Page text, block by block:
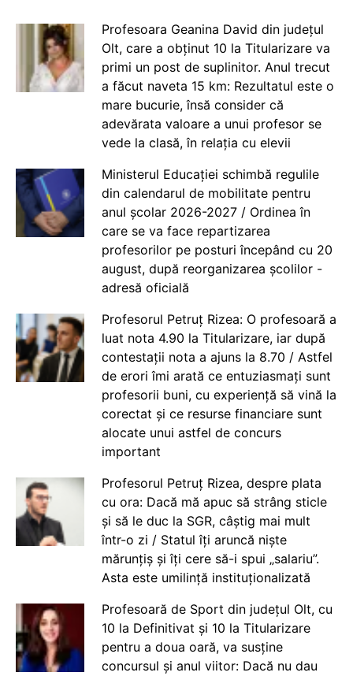
Profesoara Geanina David din județul
Olt, care a obținut 10 la Titularizare va
primi un post de suplinitor. Anul trecut
a făcut naveta 15 km: Rezultatul este o
mare bucurie, însă consider că
adevărata valoare a unui profesor se
vede la clasă, în relația cu elevii
Ministerul Educației schimbă regulile
din calendarul de mobilitate pentru
anul școlar 2026-2027 / Ordinea în
care se va face repartizarea
profesorilor pe posturi începând cu 20
august, după reorganizarea școlilor -
adresă oficială
Profesorul Petruț Rizea: O profesoară a
luat nota 4.90 la Titularizare, iar după
contestații nota a ajuns la 8.70 / Astfel
de erori îmi arată ce entuziasmați sunt
profesorii buni, cu experiență să vină la
corectat și ce resurse financiare sunt
alocate unui astfel de concurs
important
Profesorul Petruț Rizea, despre plata
cu ora: Dacă mă apuc să strâng sticle
și să le duc la SGR, câștig mai mult
într-o zi / Statul îți aruncă niște
mărunțiș și îți cere să-i spui „salariu”.
Asta este umilință instituționalizată
Profesoară de Sport din județul Olt, cu
10 la Definitivat și 10 la Titularizare
pentru a doua oară, va susține
concursul și anul viitor: Dacă nu dau